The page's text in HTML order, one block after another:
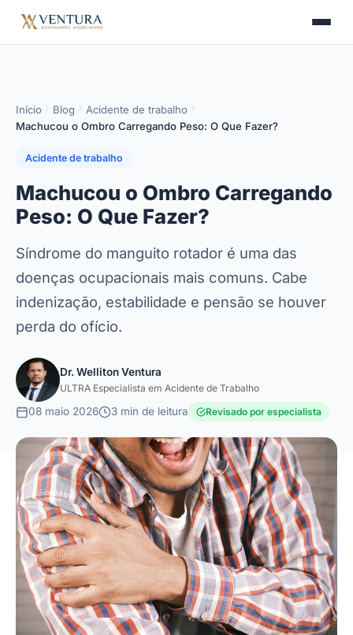
Início Blog
Acidente de trabalho
Machucou o Ombro Carregando Peso: O Que Fazer?
Acidente de trabalho
Machucou o Ombro Carregando
Peso: O Que Fazer?
Síndrome do manguito rotador é uma das
doenças ocupacionais mais comuns. Cabe
indenização, estabilidade e pensão se houver
perda do ofício.
Dr. Welliton Ventura
ULTRA Especialista em Acidente de Trabalho
08 maio 2026 3 min de leitura Revisado por especialista